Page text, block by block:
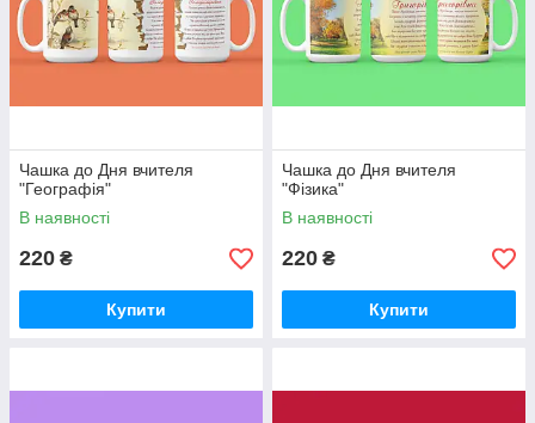
Чашка до Дня вчителя
"Географія"
В наявності
220 ₴
Купити
Чашка до Дня вчителя
"Фізика"
В наявності
220 ₴
Купити